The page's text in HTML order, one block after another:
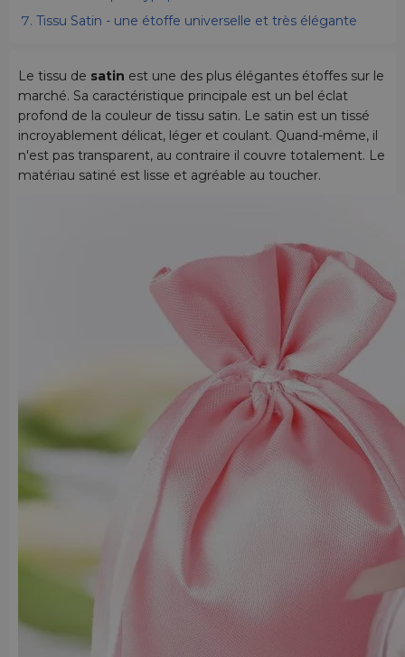
Tissu Satin - une étoffe universelle et très élégante
Le tissu de satin est une des plus élégantes étoffes sur le
marché. Sa caractéristique principale est un bel éclat
profond de la couleur de tissu satin. Le satin est un tissé
incroyablement délicat, léger et coulant. Quand-même, il
n'est pas transparent, au contraire il couvre totalement. Le
matériau satiné est lisse et agréable au toucher.